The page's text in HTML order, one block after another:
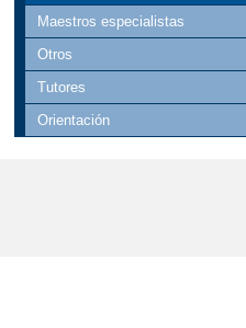
Maestros especialistas
Otros
Tutores
Orientación